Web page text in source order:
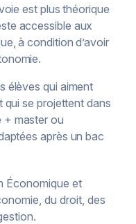
est plus théorique
accessible aux
à condition d’avoir
élèves qui aiment
qui se projettent dans
+ master ou
après un bac
Économique et
du droit, des